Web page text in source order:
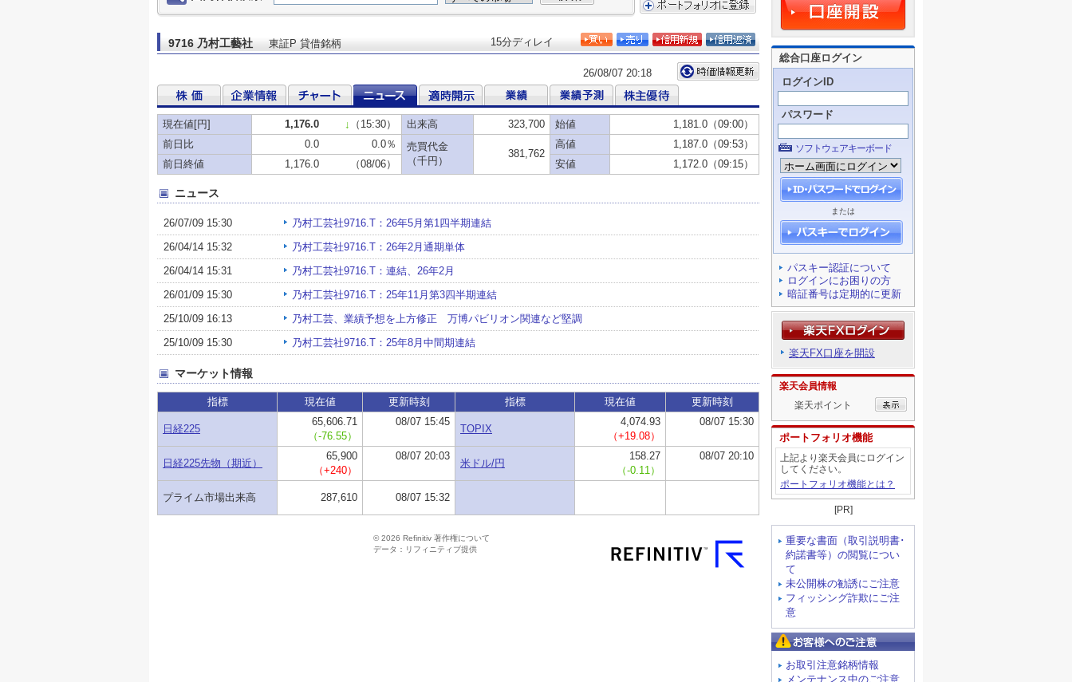
総合口座ログイン
ログインID
パスワード
ソフトウェアキーボード
または
パスキー認証について
ログインにお困りの方
暗証番号は定期的に更新
楽天FX口座を開設
楽天会員情報
楽天ポイント
ポートフォリオ機能
上記より楽天会員にログイン
してください。
ポートフォリオ機能とは？
[PR]
重要な書面（取引説明書･
約諾書等）の閲覧につい
て
未公開株の勧誘にご注意
フィッシング詐欺にご注
意
お取引注意銘柄情報
メンテナンス中のご注意